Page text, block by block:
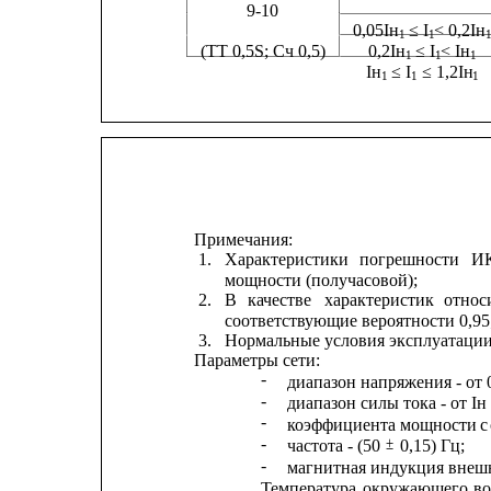
9-10
0,05Iн1 ≤ I1< 0,2Iн
(ТТ 0,5S; Сч 0,5) 0,2Iн1 ≤ I1< Iн
Iн1 ≤ I1 ≤ 1,2Iн
Примечания:
1.
Характеристики погрешности
мощности (получасовой);
2.
В качестве характеристик
соответствующие вероятности
3.
Нормальные условия
Параметры сети:
-
диапазон напряжения - от
-
диапазон силы тока - от Iн
-
коэффициента мощности
-
частота - (50 ± 0,15) Гц;
-
магнитная индукция